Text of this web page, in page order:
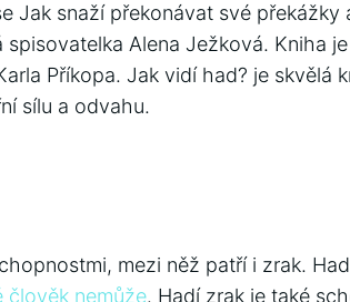
Jak snaží překonávat své překážky
Alena Ježková. Kniha
Příkopa. Jak vidí had? je skvělá
sílu a odvahu.
mezi něž patří i zrak.
člověk nemůže. Hadí zrak je také